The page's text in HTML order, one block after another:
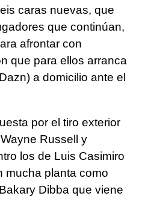
caras nuevas, que
que continúan,
afrontar con
que para ellos arranca
a domicilio ante el
por el tiro exterior
Russell y
los de Luis Casimiro
mucha planta como
Dibba que viene